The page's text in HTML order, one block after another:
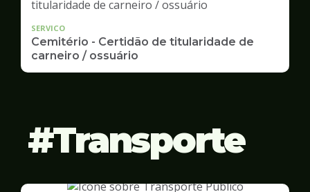
SERVICO
Cemitério - Certidão de titularidade de
carneiro / ossuário
Transporte